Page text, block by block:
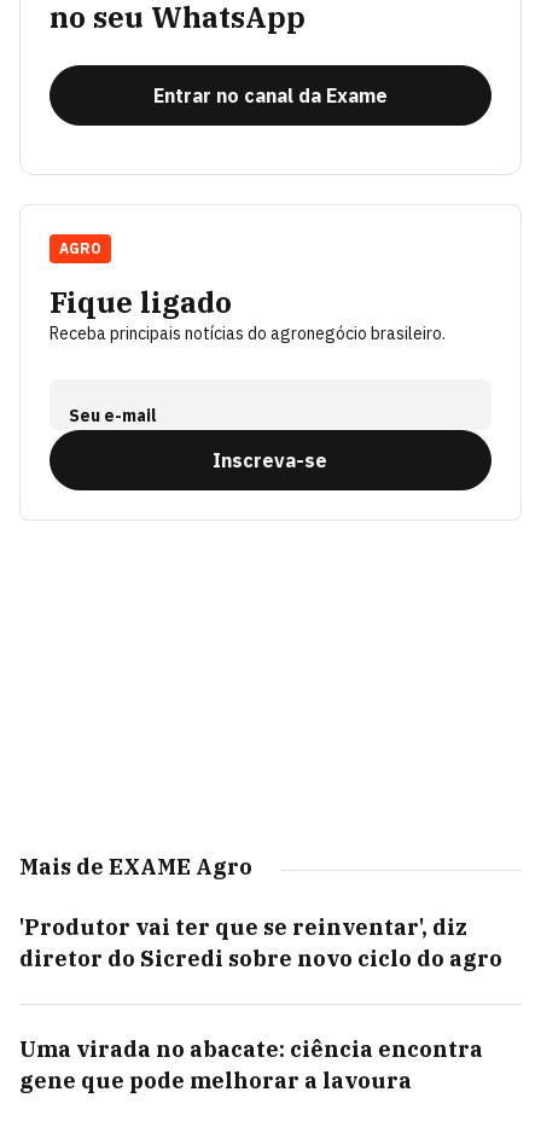
no seu WhatsApp
Entrar no canal da Exame
Fique ligado
Receba principais notícias do agronegócio brasileiro.
Seu e-mail
Inscreva-se
AGRO
Mais de EXAME Agro
'Produtor vai ter que se reinventar', diz
diretor do Sicredi sobre novo ciclo do agro
Uma virada no abacate: ciência encontra
gene que pode melhorar a lavoura